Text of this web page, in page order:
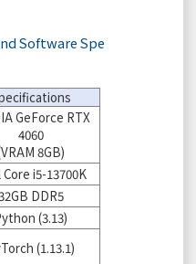
Software Spe
GeForce RTX
4060
8GB)
i5-13700K
DDR5
(3.13)
(1.13.1)